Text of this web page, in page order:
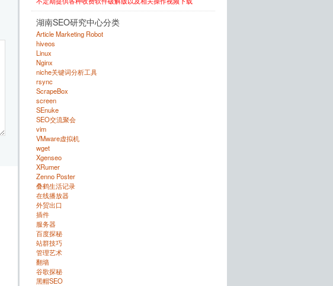
湖南SEO研究中心分类
Article Marketing Robot
hiveos
Linux
Nginx
niche关键词分析工具
rsync
ScrapeBox
screen
SEnuke
SEO交流聚会
vim
VMware虚拟机
wget
Xgenseo
XRumer
Zenno Poster
叠鹤生活记录
在线播放器
外贸出口
插件
服务器
百度探秘
站群技巧
管理艺术
翻墙
谷歌探秘
黑帽SEO